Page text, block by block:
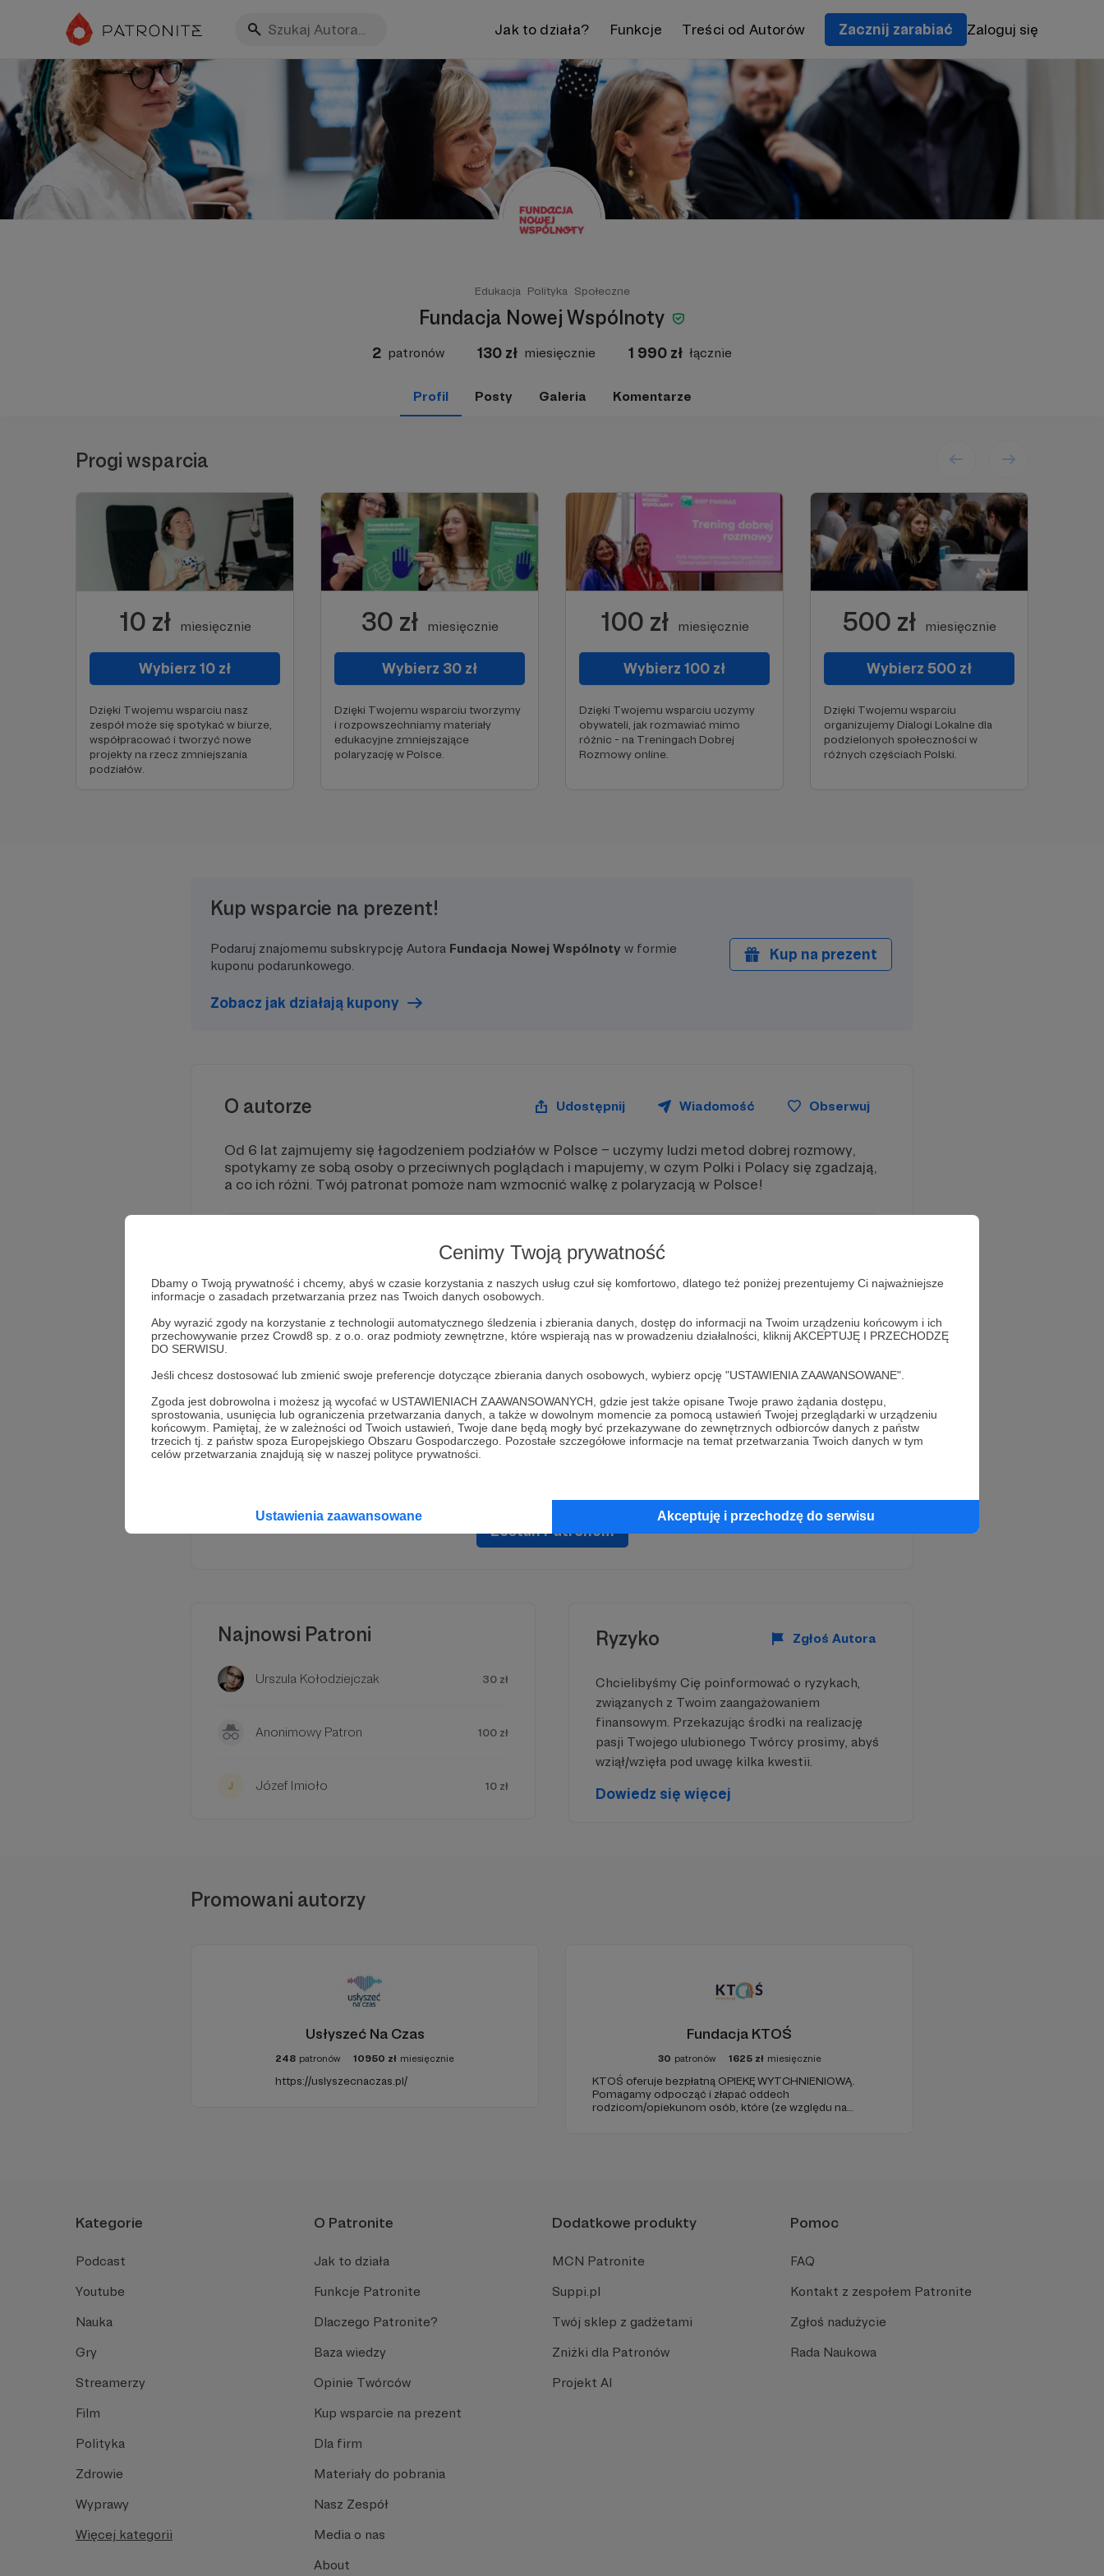
Cenimy Twoją prywatność
Dbamy o Twoją prywatność i chcemy, abyś w czasie korzystania z naszych usług czuł się komfortowo, dlatego też poniżej prezentujemy Ci najważniejsze
informacje o zasadach przetwarzania przez nas Twoich danych osobowych.
Aby wyrazić zgody na korzystanie z technologii automatycznego śledzenia i zbierania danych, dostęp do informacji na Twoim urządzeniu końcowym i ich
przechowywanie przez Crowd8 sp. z o.o. oraz podmioty zewnętrzne, które wspierają nas w prowadzeniu działalności, kliknij AKCEPTUJĘ I PRZECHODZĘ
DO SERWISU.
Jeśli chcesz dostosować lub zmienić swoje preferencje dotyczące zbierania danych osobowych, wybierz opcję "USTAWIENIA ZAAWANSOWANE".
Zgoda jest dobrowolna i możesz ją wycofać w USTAWIENIACH ZAAWANSOWANYCH, gdzie jest także opisane Twoje prawo żądania dostępu,
sprostowania, usunięcia lub ograniczenia przetwarzania danych, a także w dowolnym momencie za pomocą ustawień Twojej przeglądarki w urządzeniu
końcowym. Pamiętaj, że w zależności od Twoich ustawień, Twoje dane będą mogły być przekazywane do zewnętrznych odbiorców danych z państw
trzecich tj. z państw spoza Europejskiego Obszaru Gospodarczego. Pozostałe szczegółowe informacje na temat przetwarzania Twoich danych w tym
celów przetwarzania znajdują się w naszej polityce prywatności.
Ustawienia zaawansowane Akceptuję i przechodzę do serwisu
Jak to działa? Funkcje Treści od Autorów Zacznij zarabiać Zaloguj się
Edukacja Polityka Społeczne
Fundacja Nowej Wspólnoty
2 patronów 130 zł miesięcznie 1 990 zł łącznie
Profil Posty Galeria Komentarze
Progi wsparcia
10 zł miesięcznie
Wybierz 10 zł
Dzięki Twojemu wsparciu nasz
zespół może się spotykać w biurze,
współpracować i tworzyć nowe
projekty na rzecz zmniejszania
podziałów.
30 zł miesięcznie
Wybierz 30 zł
Dzięki Twojemu wsparciu tworzymy
i rozpowszechniamy materiały
edukacyjne zmniejszające
polaryzację w Polsce.
100 zł miesięcznie
Wybierz 100 zł
Dzięki Twojemu wsparciu uczymy
obywateli, jak rozmawiać mimo
różnic - na Treningach Dobrej
Rozmowy online.
500 zł miesięcznie
Wybierz 500 zł
Dzięki Twojemu wsparciu
organizujemy Dialogi Lokalne dla
podzielonych społeczności w
różnych częściach Polski.
Kup wsparcie na prezent!
Podaruj znajomemu subskrypcję Autora Fundacja Nowej Wspólnoty w formie
kuponu podarunkowego.
Zobacz jak działają kupony
Kup na prezent
O autorze Udostępnij Wiadomość Obserwuj
Od 6 lat zajmujemy się łagodzeniem podziałów w Polsce – uczymy ludzi metod dobrej rozmowy,
spotykamy ze sobą osoby o przeciwnych poglądach i mapujemy, w czym Polki i Polacy się zgadzają,
a co ich różni. Twój patronat pomoże nam wzmocnić walkę z polaryzacją w Polsce!
Dołącz do grona Patronów!
Zostań Patronem
Najnowsi Patroni
Urszula Kołodziejczak 30 zł
Anonimowy Patron 100 zł
Józef Imioło 10 zł
Ryzyko Zgłoś Autora
Chcielibyśmy Cię poinformować o ryzykach,
związanych z Twoim zaangażowaniem
finansowym. Przekazując środki na realizację
pasji Twojego ulubionego Twórcy prosimy, abyś
wziął/wzięła pod uwagę kilka kwestii.
Dowiedz się więcej
Promowani autorzy
Usłyszeć Na Czas
248 patronów 10950 zł miesięcznie
https://uslyszecnaczas.pl/
Fundacja KTOŚ
30 patronów 1625 zł miesięcznie
KTOŚ oferuje bezpłatną OPIEKĘ WYTCHNIENIOWĄ.
Pomagamy odpocząć i złapać oddech
rodzicom/opiekunom osób, które (ze względu na
Kategorie
Podcast
Youtube
Nauka
Gry
Streamerzy
Film
Polityka
Zdrowie
Wyprawy
Więcej kategorii
O Patronite
Jak to działa
Funkcje Patronite
Dlaczego Patronite?
Baza wiedzy
Opinie Twórców
Kup wsparcie na prezent
Dla firm
Materiały do pobrania
Nasz Zespół
Media o nas
About
Dodatkowe produkty
MCN Patronite
Suppi.pl
Twój sklep z gadżetami
Zniżki dla Patronów
Projekt AI
Pomoc
FAQ
Kontakt z zespołem Patronite
Zgłoś nadużycie
Rada Naukowa